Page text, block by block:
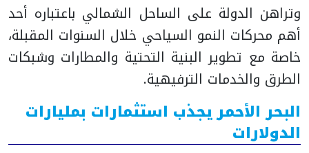
وتراهن الدولة على الساحل الشمالي باعتباره أحد
أهم محركات النمو السياحي خلال السنوات المقبلة،
خاصة مع تطوير البنية التحتية والمطارات وشبكات
الطرق والخدمات الترفيهية.
البحر الأحمر يجذب استثمارات بمليارات
الدولارات